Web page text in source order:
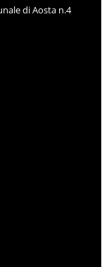
di Aosta n.4